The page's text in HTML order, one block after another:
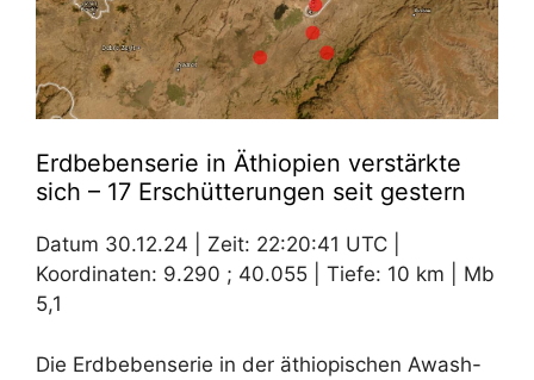
Erdbebenserie in Äthiopien verstärkte
sich – 17 Erschütterungen seit gestern
Datum 30.12.24 | Zeit: 22:20:41 UTC |
Koordinaten: 9.290 ; 40.055 | Tiefe: 10 km | Mb
5,1
Die Erdbebenserie in der äthiopischen Awash-